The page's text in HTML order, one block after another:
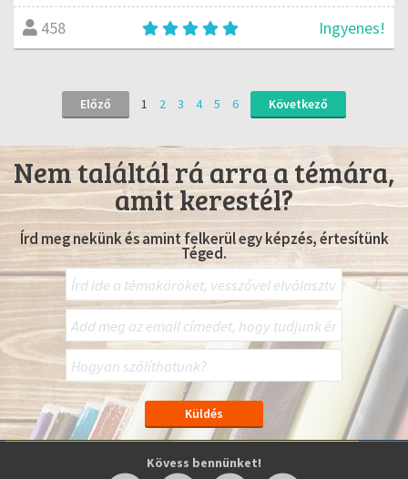
458 Ingyenes!
Előző 1 2 3 4 5 6 Következő
Nem találtál rá arra a témára,
amit kerestél?
Írd meg nekünk és amint felkerül egy képzés, értesítünk
Téged.
Kövess bennünket!